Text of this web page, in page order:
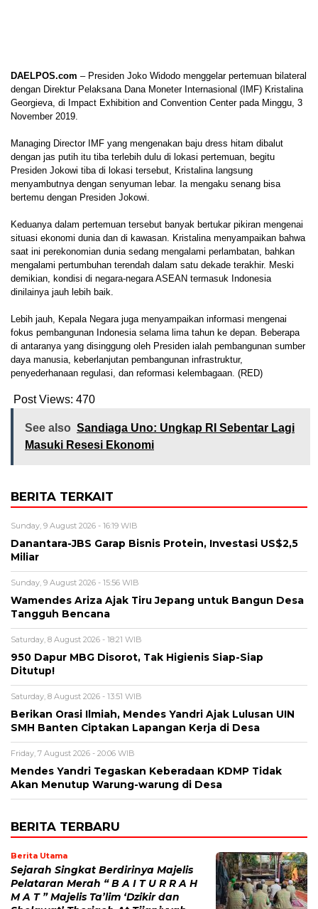
DAELPOS.com – Presiden Joko Widodo menggelar pertemuan bilateral
dengan Direktur Pelaksana Dana Moneter Internasional (IMF) Kristalina
Georgieva, di Impact Exhibition and Convention Center pada Minggu, 3
November 2019.
Managing Director IMF yang mengenakan baju dress hitam dibalut
dengan jas putih itu tiba terlebih dulu di lokasi pertemuan, begitu
Presiden Jokowi tiba di lokasi tersebut, Kristalina langsung
menyambutnya dengan senyuman lebar. Ia mengaku senang bisa
bertemu dengan Presiden Jokowi.
Keduanya dalam pertemuan tersebut banyak bertukar pikiran mengenai
situasi ekonomi dunia dan di kawasan. Kristalina menyampaikan bahwa
saat ini perekonomian dunia sedang mengalami perlambatan, bahkan
mengalami pertumbuhan terendah dalam satu dekade terakhir. Meski
demikian, kondisi di negara-negara ASEAN termasuk Indonesia
dinilainya jauh lebih baik.
Lebih jauh, Kepala Negara juga menyampaikan informasi mengenai
fokus pembangunan Indonesia selama lima tahun ke depan. Beberapa
di antaranya yang disinggung oleh Presiden ialah pembangunan sumber
daya manusia, keberlanjutan pembangunan infrastruktur,
penyederhanaan regulasi, dan reformasi kelembagaan. (RED)
Post Views: 470
See also Sandiaga Uno: Ungkap RI Sebentar Lagi
Masuki Resesi Ekonomi
BERITA TERKAIT
Sunday, 9 August 2026 - 16:19 WIB
Danantara-JBS Garap Bisnis Protein, Investasi US$2,5
Miliar
Sunday, 9 August 2026 - 15:56 WIB
Wamendes Ariza Ajak Tiru Jepang untuk Bangun Desa
Tangguh Bencana
Saturday, 8 August 2026 - 18:21 WIB
950 Dapur MBG Disorot, Tak Higienis Siap-Siap
Ditutup!
Saturday, 8 August 2026 - 13:51 WIB
Berikan Orasi Ilmiah, Mendes Yandri Ajak Lulusan UIN
SMH Banten Ciptakan Lapangan Kerja di Desa
Friday, 7 August 2026 - 20:06 WIB
Mendes Yandri Tegaskan Keberadaan KDMP Tidak
Akan Menutup Warung-warung di Desa
BERITA TERBARU
Berita Utama
Sejarah Singkat Berdirinya Majelis
Pelataran Merah “ B A I T U R R A H
M A T ” Majelis Ta’lim ‘Dzikir dan